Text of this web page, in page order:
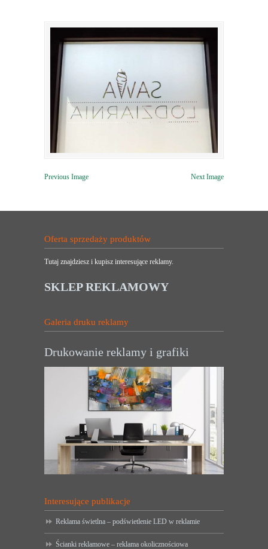
Previous Image Next Image
Oferta sprzedaży produktów
Tutaj znajdziesz i kupisz interesujące reklamy.
SKLEP REKLAMOWY
Galeria druku reklamy
Drukowanie reklamy i grafiki
Interesujące publikacje
Reklama świetlna – podświetlenie LED w reklamie
Ścianki reklamowe – reklama okolicznościowa